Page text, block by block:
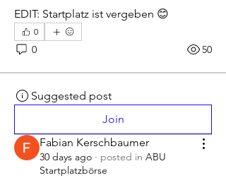
EDIT: Startplatz ist vergeben 😊
0
0 50
Suggested post
Join
Fabian Kerschbaumer
30 days ago · posted in ABU
Startplatzbörse